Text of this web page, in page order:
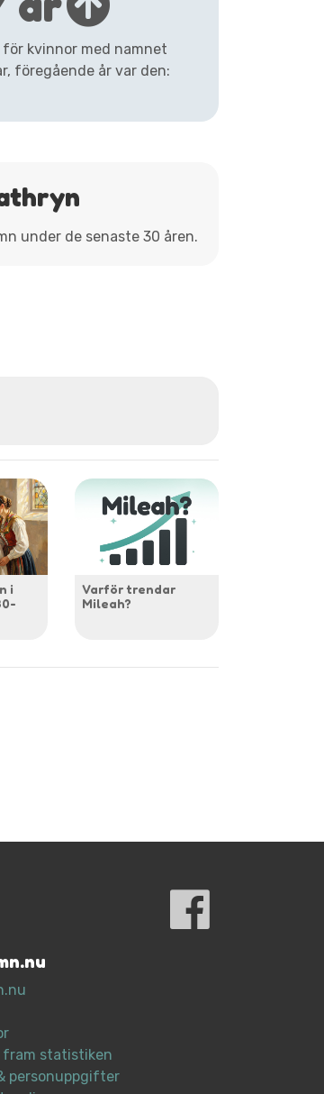
kvinnor med namnet
föregående år var den:
under de senaste 30 åren.
i
Varför trendar
Mileah?
fram statistiken
personuppgifter